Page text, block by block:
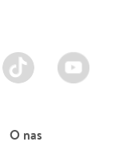
TikTok Youtube
O nas